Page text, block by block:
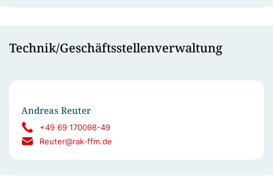
Technik/Geschäftsstellenverwaltung
Andreas Reuter
+49 69 170098-49
Reuter@rak-ffm.de